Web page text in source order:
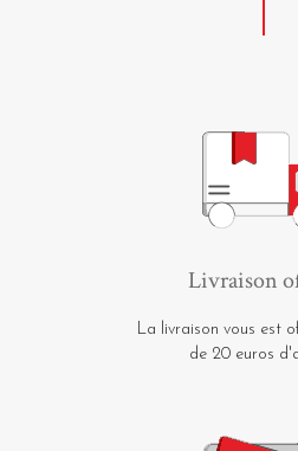
Livraison
La livraison vous est
de 20 euros